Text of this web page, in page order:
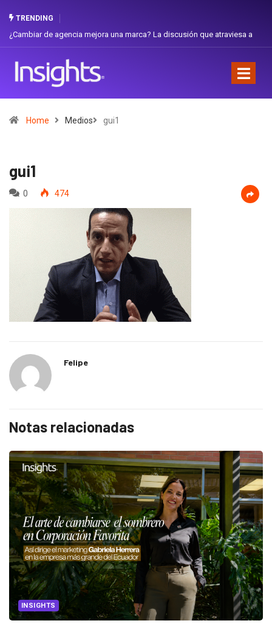
TRENDING
de agencia mejora una marca? La discusión que atraviesa a
Gabriela
Home Medios gui1
gui1
0 474
Felipe
Notas relacionadas
INSIGHTS